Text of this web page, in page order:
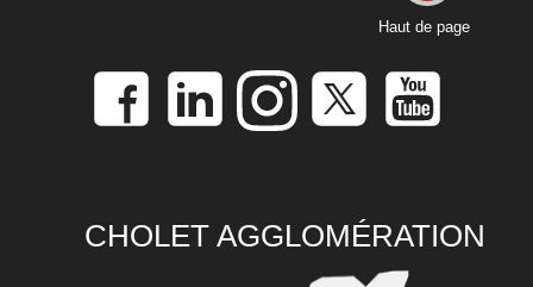
Haut de page
CHOLET AGGLOMÉRATION